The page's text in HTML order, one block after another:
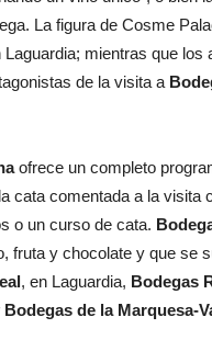
La figura de Cosme
Laguardia; mientras que
de la visita a
ofrece un completo
cata comentada a la visita
o un curso de cata.
fruta y chocolate y que se
, en Laguardia, Bodegas
de la Marquesa-